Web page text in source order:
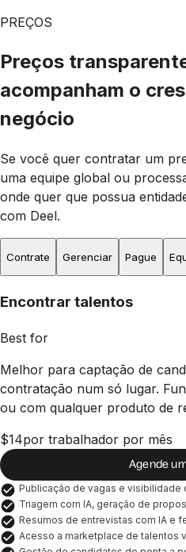
PREÇOS
Preços
acompanham o
negócio
Se você quer contratar um
uma equipe global ou
onde quer que possua
com Deel.
Contrate Gerenciar Pague
Encontrar talentos
Best for
Melhor para captação de
contratação num só lugar.
ou com qualquer produto de
$14por trabalhador por mês
Agende
Publicação de vagas e
Triagem com IA, geração de
Resumos de entrevistas com IA e
Acesso a marketplace de talentos